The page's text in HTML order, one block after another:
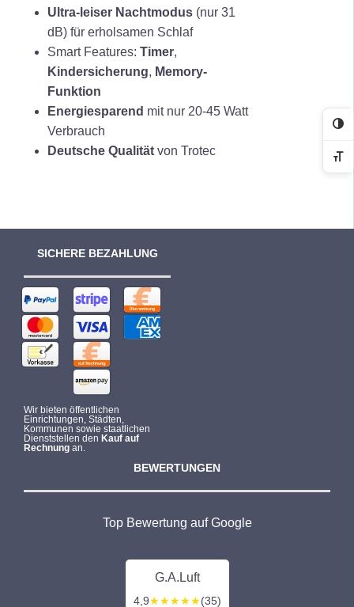
1
4
9
9
€
9
.
Ultra-leiser Nachtmodus (nur 31
dB) für erholsamen Schlaf
Smart Features:Timer,
Kindersicherung, Memory-
Funktion
Energiesparend mit nur 20-45 Watt
Verbrauch
Deutsche Qualität von Trotec
SICHERE BEZAHLUNG
Wir bieten öffentlichen
Einrichtungen, Städten,
Kommunen sowie staatlichen
Dienststellen den Kauf auf
Rechnungan.
BEWERTUNGEN
Top Bewertung auf Google
G.A.Luft
4,9★★★★★(35)